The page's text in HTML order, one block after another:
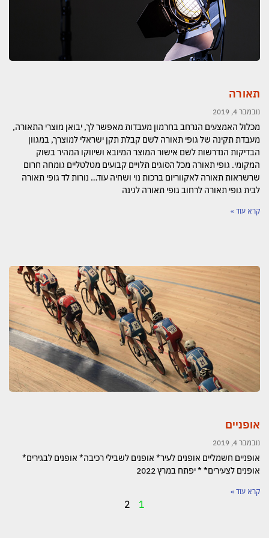
תאורה​
נובמבר 4, 2019
מכלול האמצעים הנרחב בחרמון מעבדות מאפשר לך, יבואן מוצרי התאורה,
מעבדת תקינה של גופי תאורה לשם קבלת תקן ישראלי למוצרך, במגוון
הבדיקות הנדרשות לשם אישור המוצר המיובא ושיווקו המהיר בשוק
המקומי. גופי תאורה מכל הסוגים תלויים קבועים מטלטליים גומחה חרום
שרשראות תאורה לאקווריום ברכות נוי ושחיה עוד… נורות לד גופי תאורה
לבית גופי תאורה לרחוב גופי תאורה לגינה
קרא עוד »
אופניים​
נובמבר 4, 2019
אופניים חשמליים אופנים לעיר* אופנים לשבילי רכיבה* אופנים לבגירים*
אופנים לצעירים* * יפתח במרץ 2022
קרא עוד »
1
2